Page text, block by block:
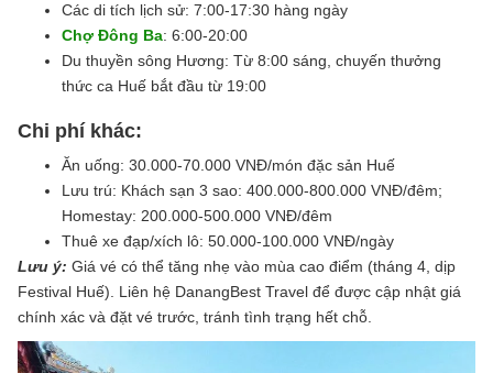
Các di tích lịch sử: 7:00-17:30 hàng ngày
Chợ Đông Ba: 6:00-20:00
Du thuyền sông Hương: Từ 8:00 sáng, chuyến thưởng
thức ca Huế bắt đầu từ 19:00
Chi phí khác:
Ăn uống: 30.000-70.000 VNĐ/món đặc sản Huế
Lưu trú: Khách sạn 3 sao: 400.000-800.000 VNĐ/đêm;
Homestay: 200.000-500.000 VNĐ/đêm
Thuê xe đạp/xích lô: 50.000-100.000 VNĐ/ngày
Lưu ý: Giá vé có thể tăng nhẹ vào mùa cao điểm (tháng 4, dịp
Festival Huế). Liên hệ DanangBest Travel để được cập nhật giá
chính xác và đặt vé trước, tránh tình trạng hết chỗ.